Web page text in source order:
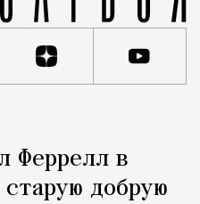
Феррелл в
добрую